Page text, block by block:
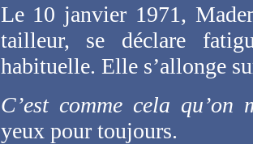
Le 10 janvier 1971,
tailleur, se déclare
habituelle. Elle s’allonge
C’est comme cela qu’on
yeux pour toujours.